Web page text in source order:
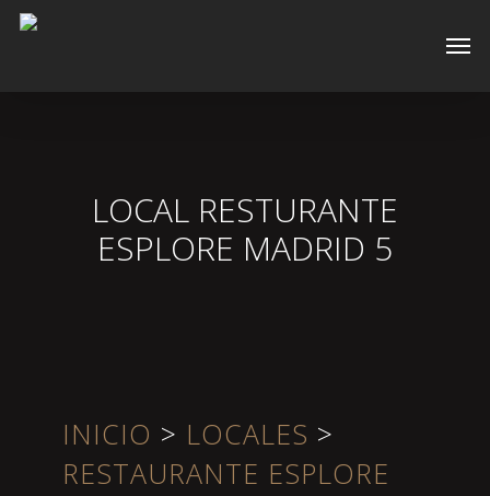
Skip
LOCAL RESTURANTE
ESPLORE MADRID 5
INICIO > LOCALES >
RESTAURANTE ESPLORE